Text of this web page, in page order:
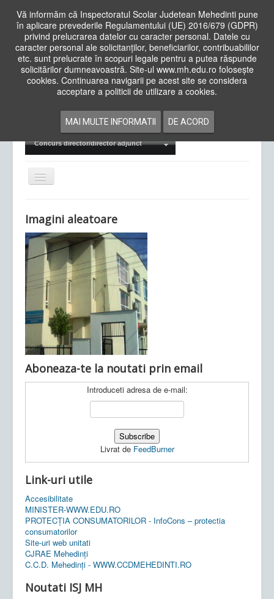
Vă informăm că Inspectoratul Scolar Judetean Mehedinti pune
în aplicare prevederile Regulamentului (UE) 2016/679 (GDPR)
privind prelucrarea datelor cu caracter personal. Datele cu
caracter personal ale solicitanților, beneficiarilor, contribuabililor
etc. sunt prelucrate în scopuri legale pentru a putea răspunde
solicitărilor dumneavoastră. Site-ul www.mh.edu.ro folosește
cookies. Continuarea navigarii pe acest site se considera
acceptare a politicii de utilizare a cookies.
MAI MULTE INFORMATII DE ACORD
Cauta
in
siteAcasa Cadre Didactice
Examene Naționale
Concurs director/director adjunct
Comută
navigarea
Ultimele articole: Vi, 04.11.2022 -
Județean Mehedinți
Imagini aleatoare
Aboneaza-te la noutati prin email
Introduceti adresa de e-mail:
Livrat de FeedBurner
Link-uri utile
Accesibilitate
MINISTER-WWW.EDU.RO
PROTECȚIA CONSUMATORILOR - InfoCons – protectia
consumatorilor
Site-uri web unitati
CJRAE Mehedinți
C.C.D. Mehedinţi - WWW.CCDMEHEDINTI.RO
Noutati ISJ MH